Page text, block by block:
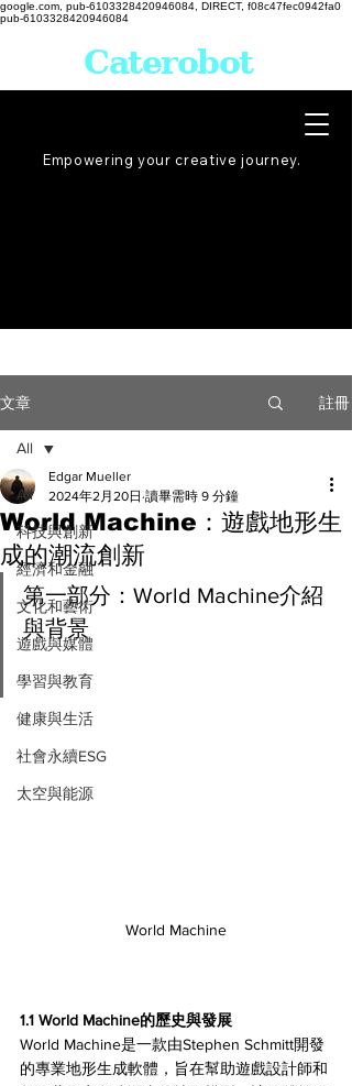
google.com, pub-6103328420946084, DIRECT, f08c47fec0942fa0
pub-6103328420946084
Empowering your creative journey.
Caterobot
文章 註冊
All
科技與創新
經濟和金融
文化和藝術
遊戲與媒體
學習與教育
健康與生活
社會永續ESG
太空與能源
All
World Machine：遊戲地形生
成的潮流創新
Edgar Mueller
2024年2月20日 讀畢需時 9 分鐘
第一部分：World Machine介紹
與背景
World Machine
1.1 World Machine的歷史與發展
World Machine是一款由Stephen Schmitt開發
的專業地形生成軟體，旨在幫助遊戲設計師和